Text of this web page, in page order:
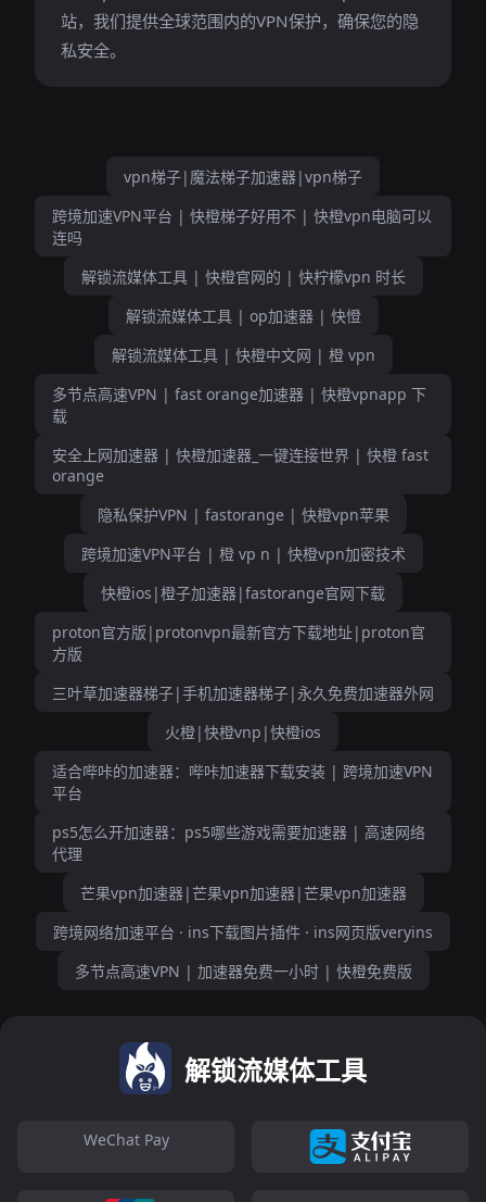
站，我们提供全球范围内的VPN保护，确保您的隐
私安全。
vpn梯子|魔法梯子加速器|vpn梯子
跨境加速VPN平台 | 快橙梯子好用不 | 快橙vpn电脑可以
连吗
解锁流媒体工具 | 快橙官网的 | 快柠檬vpn 时长
解锁流媒体工具 | op加速器 | 快憕
解锁流媒体工具 | 快橙中文网 | 橙 vpn
多节点高速VPN | fast orange加速器 | 快橙vpnapp 下
载
安全上网加速器 | 快橙加速器_一键连接世界 | 快橙 fast
orange
隐私保护VPN | fastorange | 快橙vpn苹果
跨境加速VPN平台 | 橙 vp n | 快橙vpn加密技术
快橙ios|橙子加速器|fastorange官网下载
proton官方版|protonvpn最新官方下载地址|proton官
方版
三叶草加速器梯子|手机加速器梯子|永久免费加速器外网
火橙|快橙vnp|快橙ios
适合哔咔的加速器：哔咔加速器下载安装 | 跨境加速VPN
平台
ps5怎么开加速器：ps5哪些游戏需要加速器 | 高速网络
代理
芒果vpn加速器|芒果vpn加速器|芒果vpn加速器
跨境网络加速平台 · ins下载图片插件 · ins网页版veryins
多节点高速VPN | 加速器免费一小时 | 快橙免费版
解锁流媒体工具
WeChat Pay